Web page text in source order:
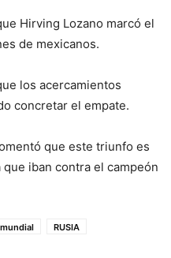
Hirving Lozano marcó el
de mexicanos.
los acercamientos
concretar el empate.
que este triunfo es
iban contra el campeón
mundial RUSIA